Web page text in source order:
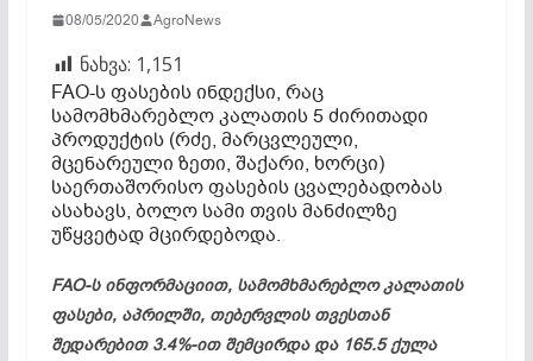
08/05/2020 AgroNews
ნახვა: 1,151
FAO-ს ფასების ინდექსი, რაც
სამომხმარებლო კალათის 5 ძირითადი
პროდუქტის (რძე, მარცვლეული,
მცენარეული ზეთი, შაქარი, ხორცი)
საერთაშორისო ფასების ცვალებადობას
ასახავს, ბოლო სამი თვის მანძილზე
უწყვეტად მცირდებოდა.
FAO-ს ინფორმაციით, სამომხმარებლო კალათის
ფასები, აპრილში, თებერვლის თვესთან
შედარებით 3.4%-ით შემცირდა და 165.5 ქულა